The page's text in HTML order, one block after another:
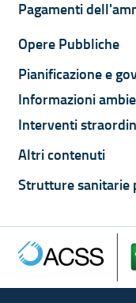
Pagamenti
Opere Pubbliche
Pianificazione e
Informazioni
Interventi
Altri contenuti
Strutture sanitarie